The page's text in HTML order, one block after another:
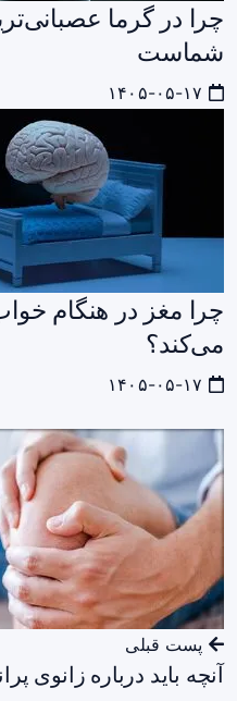
چرا در گرما
شماست
چرا مغز در هنگام
می‌کند؟
پست قبلی
آنچه باید درباره زانوی